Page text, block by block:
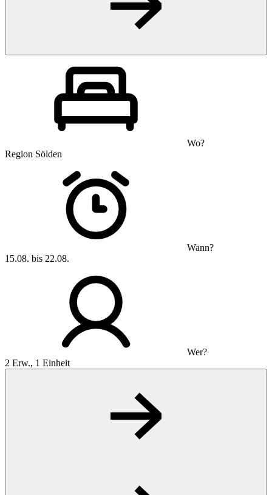
Wo?
Region Sölden
Wann?
15.08. bis 22.08.
Wer?
2 Erw., 1 Einheit